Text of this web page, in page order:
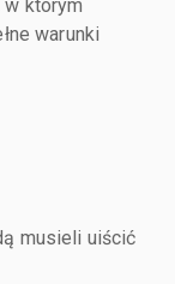
którym
warunki
musieli uiścić